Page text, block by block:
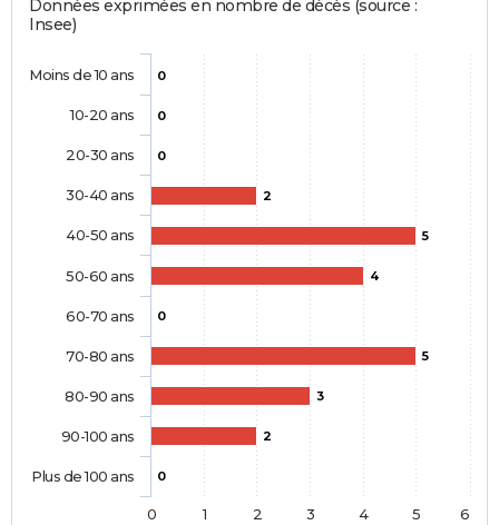
Données exprimées en nombre de décès (source :
Insee)
0
0
0
2
5
4
0
5
3
2
0
Moins de 10 ans
10-20 ans
20-30 ans
30-40 ans
40-50 ans
50-60 ans
60-70 ans
70-80 ans
80-90 ans
90-100 ans
Plus de 100 ans
0 1 2 3 4 5 6